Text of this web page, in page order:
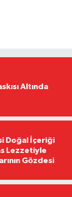
Altında
Doğal İçeriği
Lezzetiyle
Gözdesi